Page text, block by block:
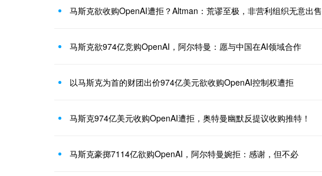
马斯克欲收购OpenAI遭拒？Altman：荒谬至极，非营利组织无意出售
马斯克欲974亿竞购OpenAI，阿尔特曼：愿与中国在AI领域合作
以马斯克为首的财团出价974亿美元欲收购OpenAI控制权遭拒
马斯克974亿美元收购OpenAI遭拒，奥特曼幽默反提议收购推特！
马斯克豪掷7114亿欲购OpenAI，阿尔特曼婉拒：感谢，但不必